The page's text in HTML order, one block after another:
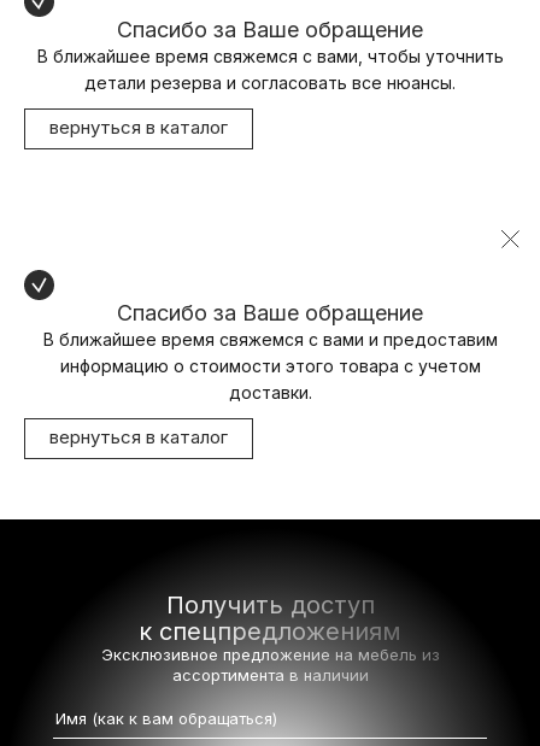
Спасибо за Ваше обращение
В ближайшее время свяжемся с вами, чтобы уточнить
детали резерва и согласовать все нюансы.
вернуться в каталог
Спасибо за Ваше обращение
В ближайшее время свяжемся с вами и предоставим
информацию о стоимости этого товара с учетом
доставки.
вернуться в каталог
Получить доступ
к спецпредложениям
Эксклюзивное предложение на мебель из
ассортимента в наличии